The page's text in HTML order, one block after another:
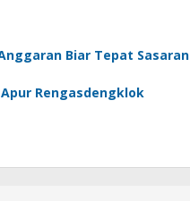
Biar Tepat Sasaran
Rengasdengklok